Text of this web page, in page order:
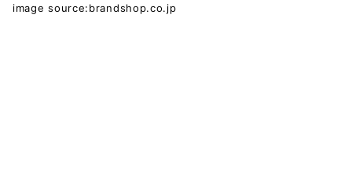
image source:brandshop.co.jp